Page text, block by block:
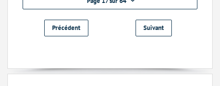
Précédent Suivant